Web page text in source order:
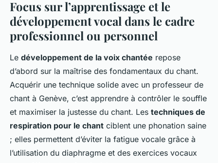
Focus sur l’apprentissage et le
développement vocal dans le cadre
professionnel ou personnel
Le développement de la voix chantée repose
d’abord sur la maîtrise des fondamentaux du chant.
Acquérir une technique solide avec un professeur de
chant à Genève, c’est apprendre à contrôler le souffle
et maximiser la justesse du chant. Les techniques de
respiration pour le chant ciblent une phonation saine
; elles permettent d’éviter la fatigue vocale grâce à
l’utilisation du diaphragme et des exercices vocaux